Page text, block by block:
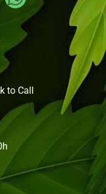
to Call